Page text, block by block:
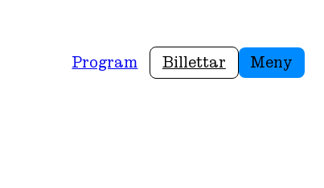
Program Billettar Meny